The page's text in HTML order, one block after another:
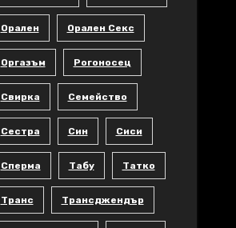
Орален Орален Секс
Оргазъм Рогоносец
Свирка Семейство
Сестра Син Сиси
Сперма Табу Татко
Транс Трансджендър